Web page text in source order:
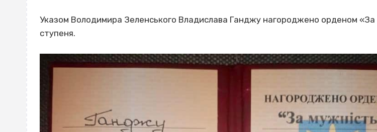
Указом Володимира Зеленського Владислава Ганджу нагороджено орденом «За
ступеня.